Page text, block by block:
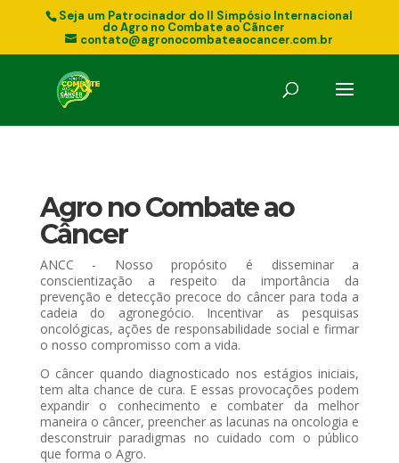
Seja um Patrocinador do II Simpósio Internacional
do Agro no Combate ao Cãncer
contato@agronocombateaocancer.com.br
Agro no Combate ao
Câncer
ANCC - Nosso propósito é disseminar a
conscientização a respeito da importância da
prevenção e detecção precoce do câncer para toda a
cadeia do agronegócio. Incentivar as pesquisas
oncológicas, ações de responsabilidade social e firmar
o nosso compromisso com a vida.
O câncer quando diagnosticado nos estágios iniciais,
tem alta chance de cura. E essas provocações podem
expandir o conhecimento e combater da melhor
maneira o câncer, preencher as lacunas na oncologia e
desconstruir paradigmas no cuidado com o público
que forma o Agro.